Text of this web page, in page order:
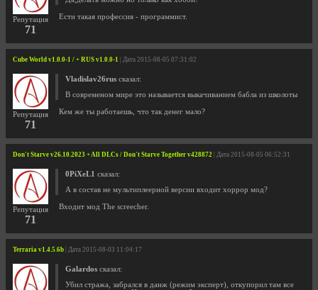
Репутация
71
Ести такая профессия - программист.
Cube World v1.0.0-1 / + RUS v1.0.0-1 | Дата 2015-08-05 07:31:02
Репутация
71
Vladislav26rus сказал:
В современом мире это называется выкачиванием бабла из школоты
Кем же ты работаешь, что так денег мало?
Don't Starve v26.10.2023 + All DLCs / Don't Starve Together v428872 | Дата 2015-08-05 06:52:31
Репутация
71
0PiXeL1 сказал:
А в состав не мультиплеерной версии входит хоррор мод?
Входит мод The screecher.
Terraria v1.4.5.6b | Дата 2015-08-03 11:04:17
Galardos сказал:
Убил стража, забрался в данж (режим эксперт), откупорил там все